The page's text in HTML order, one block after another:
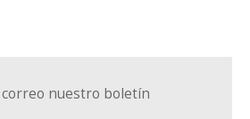
correo nuestro boletín